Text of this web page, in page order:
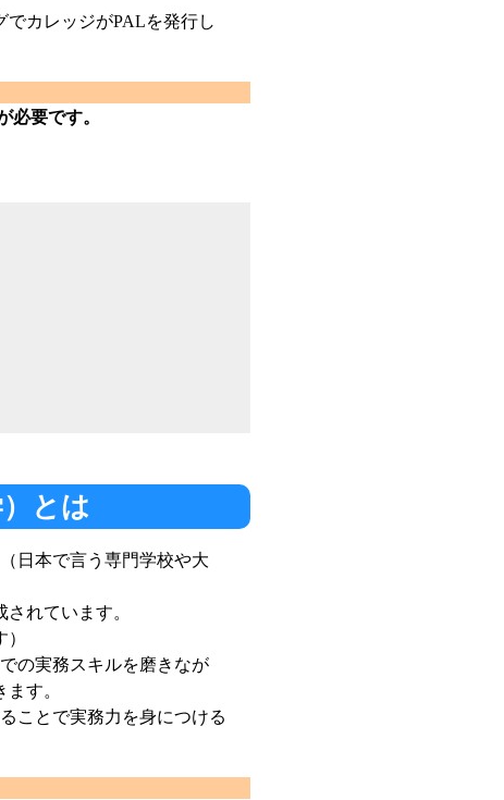
でカレッジがPALを発行し
必要です。
とは
日本で言う専門学校や大
れています。
の実務スキルを磨きなが
す。
ことで実務力を身につける